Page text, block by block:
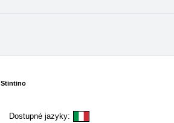
Stintino
Dostupné jazyky: